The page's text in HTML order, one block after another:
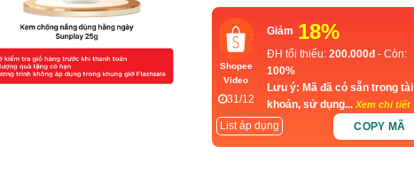
Shopee
Video
31/12
Giảm 18%
ĐH tối thiểu: 200.000đ - Còn:
100%
Lưu ý: Mã đã có sẵn trong tài
khoản, sử dụng... Xem chi tiết
List áp dụng COPY MÃ